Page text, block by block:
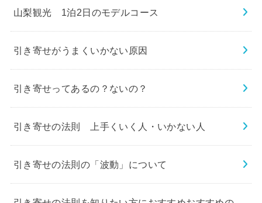
山梨観光 1泊2日のモデルコース
引き寄せがうまくいかない原因
引き寄せってあるの？ないの？
引き寄せの法則 上手くいく人・いかない人
引き寄せの法則の「波動」について